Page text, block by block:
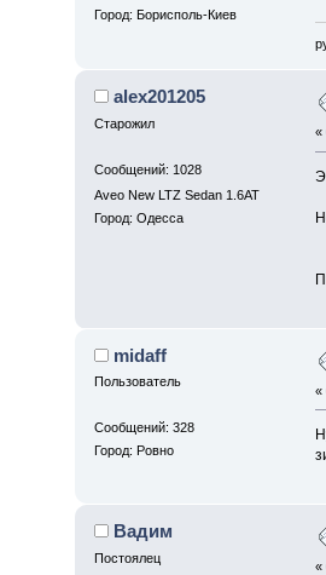
Город: Борисполь-Киев
alex201205
Старожил
Сообщений: 1028
Aveo New LTZ Sedan 1.6AT
Город: Одесса
«
midaff
Пользователь
Сообщений: 328
Город: Ровно
«
Вадим
Постоялец
«